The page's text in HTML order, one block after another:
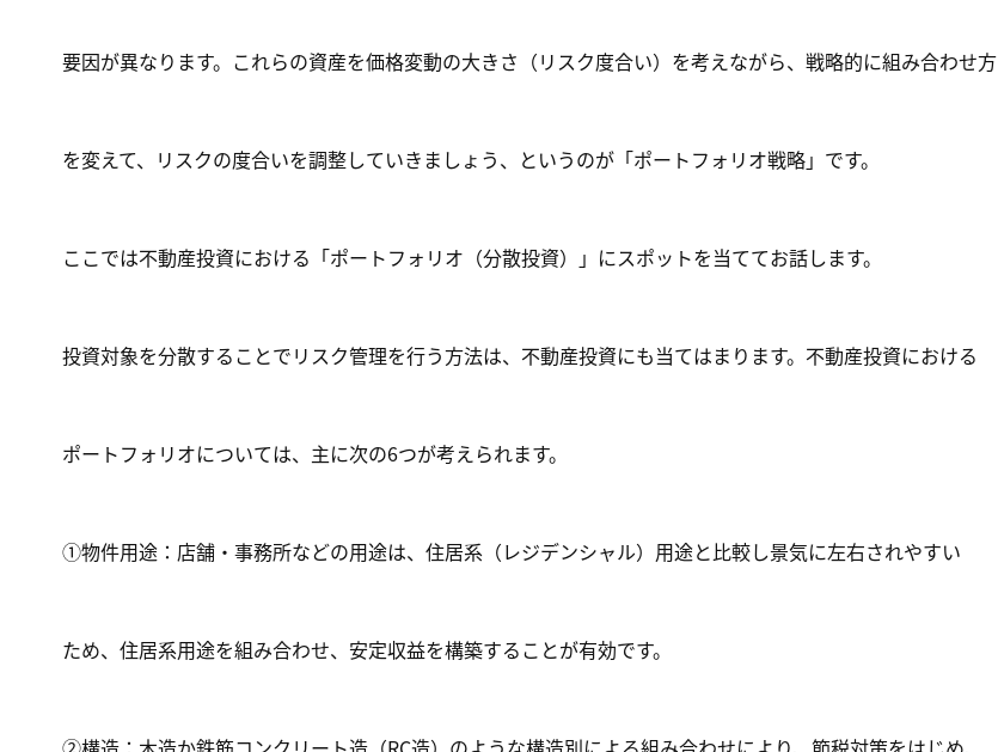
要因が異なります。これらの資産を価格変動の大きさ（リスク度合い）を考えながら、戦略的に組み合わせ方
を変えて、リスクの度合いを調整していきましょう、というのが「ポートフォリオ戦略」です。
ここでは不動産投資における「ポートフォリオ（分散投資）」にスポットを当ててお話します。
投資対象を分散することでリスク管理を行う方法は、不動産投資にも当てはまります。不動産投資における
ポートフォリオについては、主に次の6つが考えられます。
①物件用途：店舗・事務所などの用途は、住居系（レジデンシャル）用途と比較し景気に左右されやすい
ため、住居系用途を組み合わせ、安定収益を構築することが有効です。